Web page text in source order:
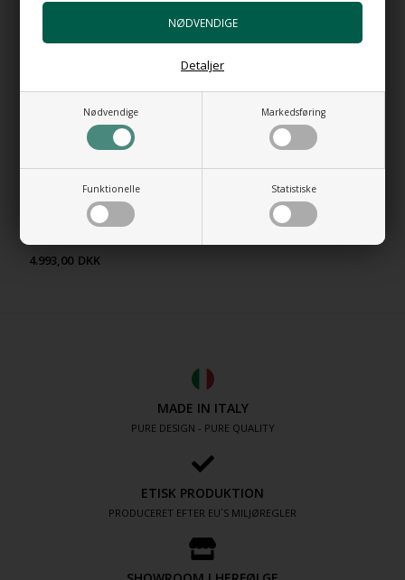
Nødvendige Markedsføring
Funktionelle Statistiske
Detaljer
Smart SC K- Brusedør, klart
glas fra 97 til 165 cm. 42
4.993,00 DKK
MADE IN ITALY
PURE DESIGN - PURE QUALITY
ETISK PRODUKTION
PRODUCERET EFTER EU´S MILJØREGLER